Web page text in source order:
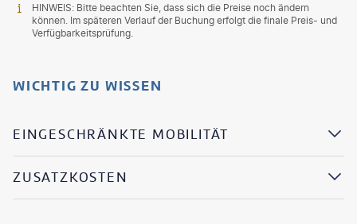
HINWEIS: Bitte beachten Sie, dass sich die Preise noch ändern
können. Im späteren Verlauf der Buchung erfolgt die finale Preis- und
Verfügbarkeitsprüfung.
WICHTIG ZU WISSEN
EINGESCHRÄNKTE MOBILITÄT
ZUSATZKOSTEN